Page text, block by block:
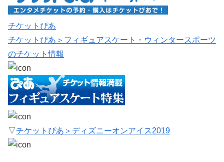
チケットぴあ
チケットぴあ＞フィギュアスケート・ウィンタースポーツ
のチケット情報
▽チケットぴあ＞ディズニーオンアイス2019